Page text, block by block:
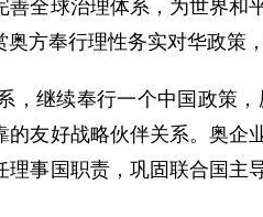
全球治理体系，为世界
方奉行理性务实对华政策
，继续奉行一个中国政策
友好战略伙伴关系。奥企
事国职责，巩固联合国